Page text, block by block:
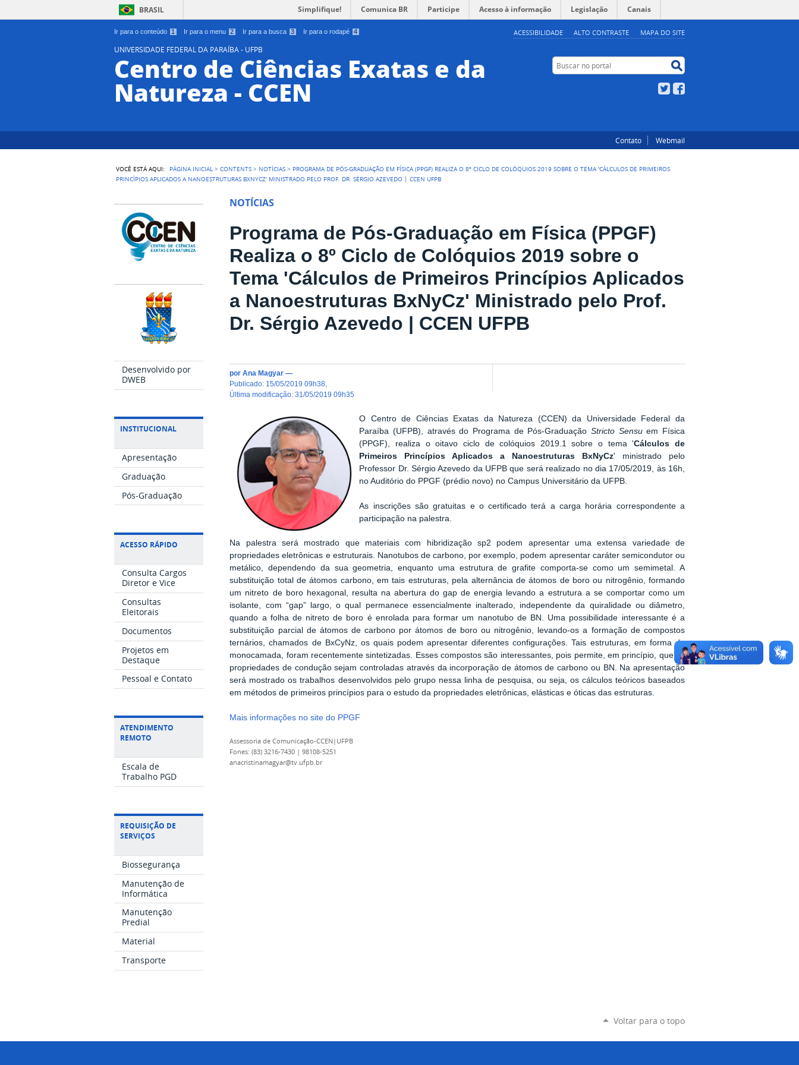
Ir para o conteúdo 1 Ir para o menu 2 Ir para a busca 3 Ir para o rodapé 4 ACESSIBILIDADE ALTO CONTRASTE MAPA DO SITE
BRASIL Simplifique! Comunica BR Participe Acesso à informação Legislação Canais
UNIVERSIDADE FEDERAL DA PARAÍBA - UFPB
Centro de Ciências Exatas e da
Natureza - CCEN
Buscar no portal
Twitter
Contato Webmail
VOCÊ ESTÁ AQUI: PÁGINA INICIAL >CONTENTS > NOTÍCIAS > PROGRAMA DE PÓS-GRADUAÇÃO EM FÍSICA (PPGF) REALIZA O 8º CICLO DE COLÓQUIOS 2019 SOBRE O TEMA 'CÁLCULOS DE PRIMEIROS
PRINCÍPIOS APLICADOS A NANOESTRUTURAS BXNYCZ' MINISTRADO PELO PROF. DR. SÉRGIO AZEVEDO | CCEN UFPB
Desenvolvido por
DWEB
INSTITUCIONAL
Apresentação
Graduação
Pós-Graduação
ACESSO RÁPIDO
Consulta Cargos
Diretor e Vice
Consultas
Eleitorais
Documentos
Projetos em
Destaque
Pessoal e Contato
ATENDIMENTO
REMOTO
Escala de
Trabalho PGD
REQUISIÇÃO DE
SERVIÇOS
Biossegurança
Manutenção de
Informática
Manutenção
Predial
Material
Transporte
NOTÍCIAS
Programa de Pós-Graduação em Física (PPGF)
Realiza o 8º Ciclo de Colóquios 2019 sobre o
Tema 'Cálculos de Primeiros Princípios Aplicados
a Nanoestruturas BxNyCz' Ministrado pelo Prof.
Dr. Sérgio Azevedo | CCEN UFPB
porAna Magyar —
publicado: 15/05/2019 09h38
última modificação:31/05/2019 09h35
O Centro de Ciências Exatas da Natureza (CCEN) da Universidade Federal da
Paraíba (UFPB), através do Programa de Pós-Graduação Stricto Sensuem Física
(PPGF), realiza o oitavo ciclo de colóquios 2019.1 sobre o tema 'Cálculos de
Primeiros Princípios Aplicados a Nanoestruturas BxNyCz' ministrado pelo
Professor Dr. Sérgio Azevedo da UFPB que será realizado no dia 17/05/2019, às 16h,
no Auditório do PPGF (prédio novo) no Campus Universitário da UFPB.
As inscrições são gratuitas e o certificado terá a carga horária correspondente a
participação na palestra.
Na palestra será mostrado que materiais com hibridização sp2 podem apresentar uma extensa variedade de
propriedades eletrônicas e estruturais. Nanotubos de carbono, por exemplo, podem apresentar caráter semicondutor ou
metálico, dependendo da sua geometria, enquanto uma estrutura de grafite comporta-se como um semimetal. A
substituição total de átomos carbono, em tais estruturas, pela alternância de átomos de boro ou nitrogênio, formando
um nitreto de boro hexagonal, resulta na abertura do gap de energia levando a estrutura a se comportar como um
isolante, com “gap” largo, o qual permanece essencialmente inalterado, independente da quiralidade ou diâmetro,
quando a folha de nitreto de boro é enrolada para formar um nanotubo de BN. Uma possibilidade interessante é a
substituição parcial de átomos de carbono por átomos de boro ou nitrogênio, levando-os a formação de compostos
ternários, chamados de BxCyNz, os quais podem apresentar diferentes configurações. Tais estruturas, em forma de
monocamada, foram recentemente sintetizadas. Esses compostos são interessantes, pois permite, em princípio, que as
propriedades de condução sejam controladas através da incorporação de átomos de carbono ou BN. Na apresentação
será mostrado os trabalhos desenvolvidos pelo grupo nessa linha de pesquisa, ou seja, os cálculos teóricos baseados
em métodos de primeiros princípios para o estudo da propriedades eletrônicas, elásticas e óticas das estruturas.
Mais informações no site do PPGF
Assessoria de Comunicação-CCEN|UFPB
Fones: (83) 3216-7430 | 98108-5251
anacristinamagyar@tv.ufpb.br
Voltar para o topo